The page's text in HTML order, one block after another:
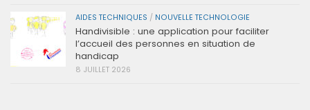
AIDES TECHNIQUES / NOUVELLE TECHNOLOGIE
Handivisible : une application pour faciliter
l’accueil des personnes en situation de
handicap
8 JUILLET 2026